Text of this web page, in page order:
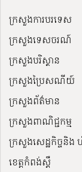
ក្រសួងការបរទេស
ក្រសួងទេសចរណ៍
ក្រសួងបរិស្ថាន
ក្រសួងប្រៃសណីយ៍
ក្រសួងព័ត៌មាន
ក្រសួងពាណិជ្ជកម្ម
ក្រសួងសេដ្ឋកិច្ចនិង ហិ
ខេត្តកំពង់ស្ពឺ